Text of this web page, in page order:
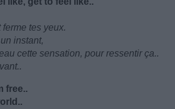
tes yeux.
instant,
cette sensation, pour ressentir ça..
free..